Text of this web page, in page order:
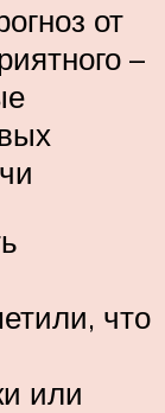
от
–
что
или